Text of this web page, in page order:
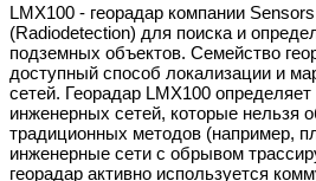
LMX100 - георадар компании
(Radiodetection) для поиска и
подземных объектов. Семейство
доступный способ локализации и
сетей. Георадар LMX100
инженерных сетей, которые нельзя
традиционных методов (например,
инженерные сети с обрывом
георадар активно используется